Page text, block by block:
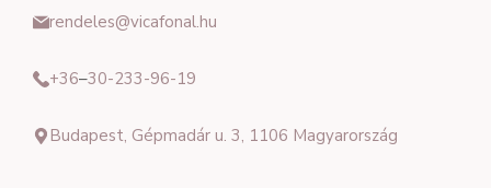
rendeles@vicafonal.hu
+36–30-233-96-19
Budapest, Gépmadár u. 3, 1106 Magyarország